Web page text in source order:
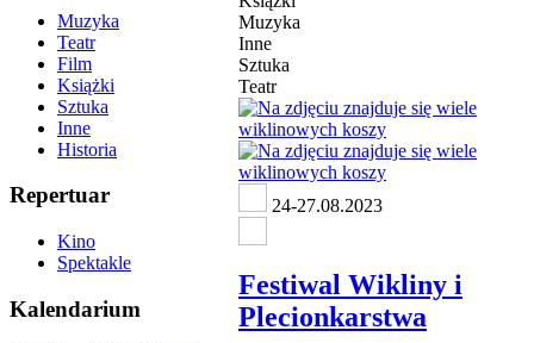
Muzyka
Teatr
Film
Książki
Sztuka
Inne
Historia
Repertuar
Kino
Spektakle
Kalendarium
Muzyka
Inne
Sztuka
Teatr
24-27.08.2023
Festiwal Wikliny i
Plecionkarstwa